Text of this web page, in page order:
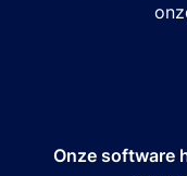
Onze software